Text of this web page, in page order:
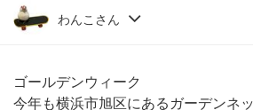
わんこさん
ゴールデンウィーク
今年も横浜市旭区にあるガーデンネ